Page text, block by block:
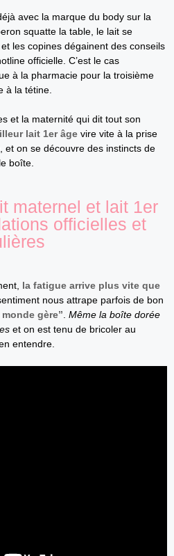
avec la marque du body sur la
squatte la table, le lait se
les copines dégainent des conseils
officielle. C’est le cas
à la pharmacie pour la troisième
à la tétine.
et la maternité qui dit tout son
lait 1er âge vire vite à la prise
et on se découvre des instincts de
boîte.
maternel et lait 1er
officielles et
la fatigue arrive plus vite que
nous attrape parfois de bon
gère” Même la boîte dorée
et on est tenu de bricoler au
entendre.